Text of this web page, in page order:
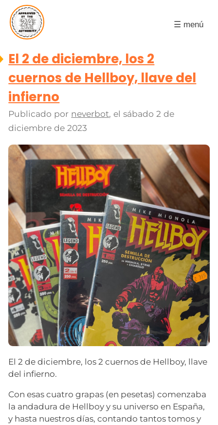
☰ menú
El 2 de diciembre, los 2
cuernos de Hellboy, llave del
infierno
Publicado por neverbot, elsábado 2 de
diciembre de 2023
El 2 de diciembre, los 2 cuernos de Hellboy, llave
del infierno.
Con esas cuatro grapas (en pesetas) comenzaba
la andadura de Hellboy y su universo en España,
y hasta nuestros días, contando tantos tomos y